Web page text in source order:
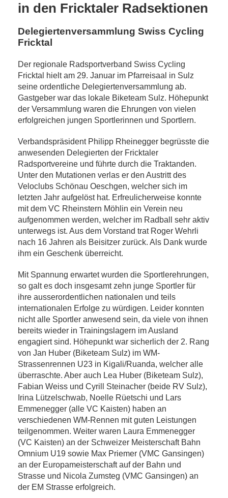
in den Fricktaler Radsektionen
Delegiertenversammlung Swiss Cycling
Fricktal
Der regionale Radsportverband Swiss Cycling
Fricktal hielt am 29. Januar im Pfarreisaal in Sulz
seine ordentliche Delegiertenversammlung ab.
Gastgeber war das lokale Biketeam Sulz. Höhepunkt
der Versammlung waren die Ehrungen von vielen
erfolgreichen jungen Sportlerinnen und Sportlern.
Verbandspräsident Philipp Rheinegger begrüsste die
anwesenden Delegierten der Fricktaler
Radsportvereine und führte durch die Traktanden.
Unter den Mutationen verlas er den Austritt des
Veloclubs Schönau Oeschgen, welcher sich im
letzten Jahr aufgelöst hat. Erfreulicherweise konnte
mit dem VC Rheinstern Möhlin ein Verein neu
aufgenommen werden, welcher im Radball sehr aktiv
unterwegs ist. Aus dem Vorstand trat Roger Wehrli
nach 16 Jahren als Beisitzer zurück. Als Dank wurde
ihm ein Geschenk überreicht.
Mit Spannung erwartet wurden die Sportlerehrungen,
so galt es doch insgesamt zehn junge Sportler für
ihre ausserordentlichen nationalen und teils
internationalen Erfolge zu würdigen. Leider konnten
nicht alle Sportler anwesend sein, da viele von ihnen
bereits wieder in Trainingslagern im Ausland
engagiert sind. Höhepunkt war sicherlich der 2. Rang
von Jan Huber (Biketeam Sulz) im WM-
Strassenrennen U23 in Kigali/Ruanda, welcher alle
überraschte. Aber auch Lea Huber (Biketeam Sulz),
Fabian Weiss und Cyrill Steinacher (beide RV Sulz),
Irina Lützelschwab, Noelle Rüetschi und Lars
Emmenegger (alle VC Kaisten) haben an
verschiedenen WM-Rennen mit guten Leistungen
teilgenommen. Weiter waren Laura Emmenegger
(VC Kaisten) an der Schweizer Meisterschaft Bahn
Omnium U19 sowie Max Priemer (VMC Gansingen)
an der Europameisterschaft auf der Bahn und
Strasse und Nicola Zumsteg (VMC Gansingen) an
der EM Strasse erfolgreich.